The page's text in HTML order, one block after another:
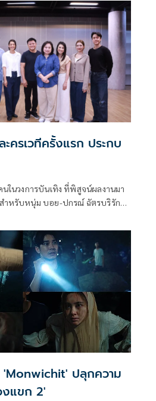
โดย บัว ปริดา มโนมัยพิบูลย์ กับการ
เทียน และอำนวยการผลิตโดย ถกล
รเวทีครั้งแรก ประกบ
ในวงการบันเทิง ที่พิสูจน์ผลงานมา
จำ ยิ่งรัก ที่
นชีวิตแล้ว เจ้าตัวยังออก
บนักแสดงฝีมือดี นุ่น-ศิรพันธ์ วัฒน
'Monwichit' ปลุกความ
งแขก 2'